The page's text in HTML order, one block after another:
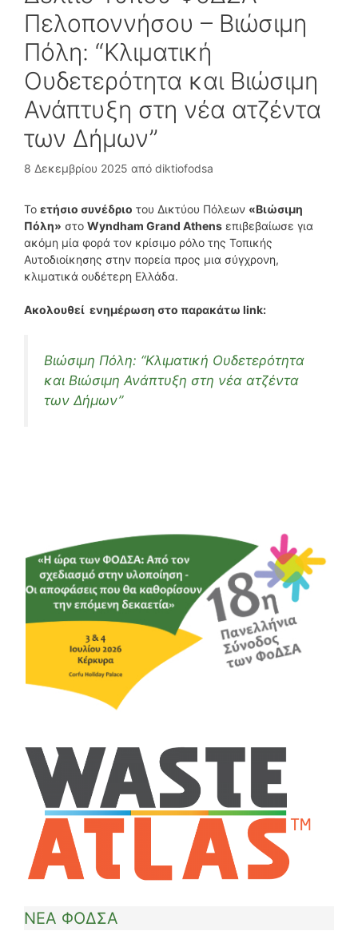
Πελοποννήσου – Βιώσιμη
Πόλη: “Κλιματική
Ουδετερότητα και Βιώσιμη
Ανάπτυξη στη νέα ατζέντα
των Δήμων”
8 Δεκεμβρίου 2025 από diktiofodsa
Το ετήσιο συνέδριο του Δικτύου Πόλεων «Βιώσιμη
Πόλη» στο Wyndham Grand Athens επιβεβαίωσε για
ακόμη μία φορά τον κρίσιμο ρόλο της Τοπικής
Αυτοδιοίκησης στην πορεία προς μια σύγχρονη,
κλιματικά ουδέτερη Ελλάδα.
Ακολουθεί ενημέρωση στο παρακάτω link:
Βιώσιμη Πόλη: “Κλιματική Ουδετερότητα
και Βιώσιμη Ανάπτυξη στη νέα ατζέντα
των Δήμων”
ΝΕΑ ΦΟΔΣΑ